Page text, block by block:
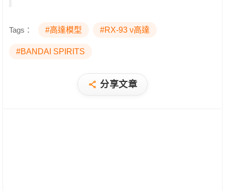
Tags： #高達模型 #RX-93 ν高達
#BANDAI SPIRITS
分享文章